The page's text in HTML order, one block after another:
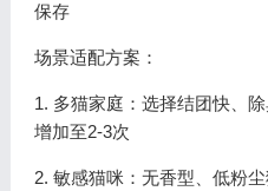
保存
场景适配方案：
1. 多猫家庭：选择结团快、
增加至2-3次
2. 敏感猫咪：无香型、低粉